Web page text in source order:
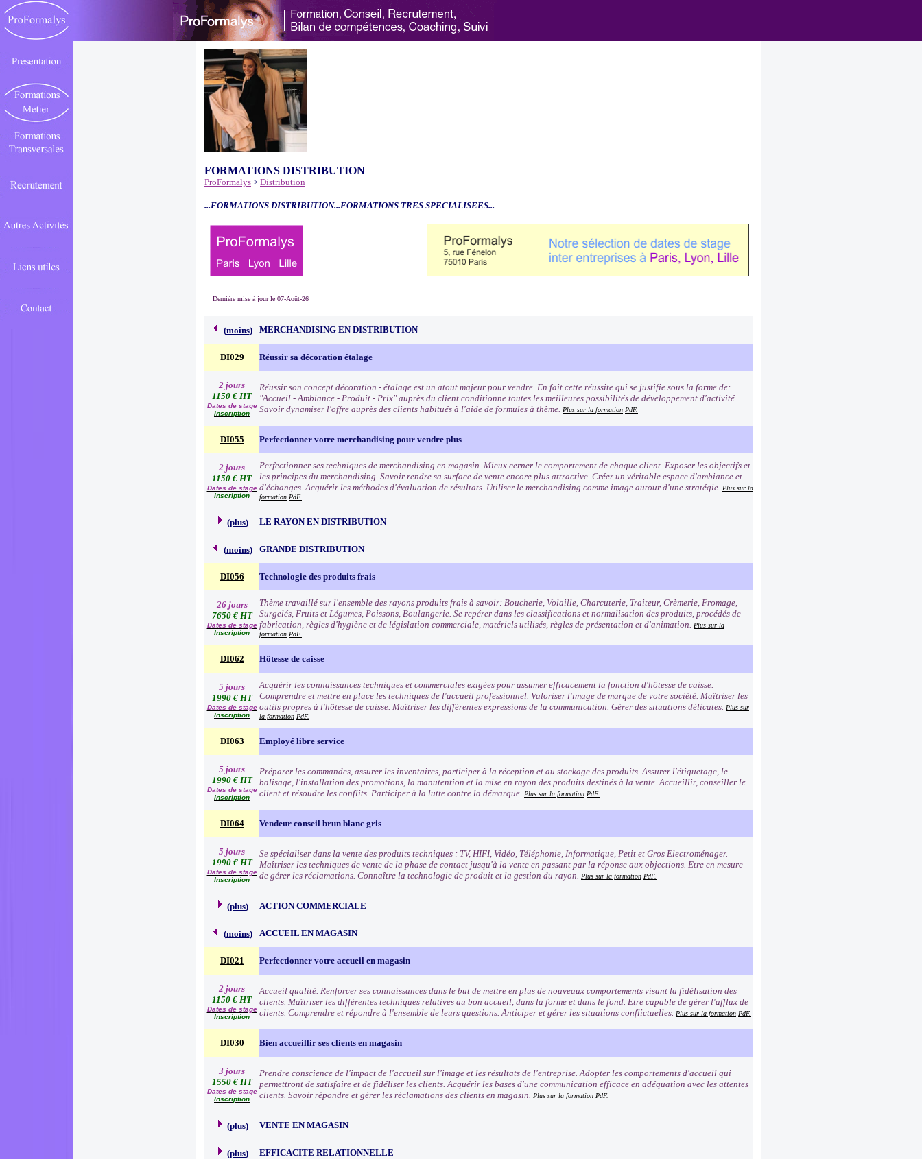
FORMATIONS DISTRIBUTION
ProFormalys > Distribution
...FORMATIONS DISTRIBUTION...FORMATIONS TRES SPECIALISEES...
Dernière mise à jour le 07-Août-26
(moins) MERCHANDISING EN DISTRIBUTION
DI029 Réussir sa décoration étalage
2 jours
1150 € HT
Dates de stage
Inscription
Réussir son concept décoration - étalage est un atout majeur pour vendre. En fait cette réussite qui se justifie sous la forme de:
"Accueil - Ambiance - Produit - Prix" auprès du client conditionne toutes les meilleures possibilités de développement d'activité.
Savoir dynamiser l'offre auprès des clients habitués à l'aide de formules à thème. Plus sur la formation PdF.
DI055 Perfectionner votre merchandising pour vendre plus
2 jours
1150 € HT
Dates de stage
Inscription
Perfectionner ses techniques de merchandising en magasin. Mieux cerner le comportement de chaque client. Exposer les objectifs et
les principes du merchandising. Savoir rendre sa surface de vente encore plus attractive. Créer un véritable espace d'ambiance et
d'échanges. Acquérir les méthodes d'évaluation de résultats. Utiliser le merchandising comme image autour d'une stratégie. Plus sur la
formation PdF.
(plus) LE RAYON EN DISTRIBUTION
(moins) GRANDE DISTRIBUTION
DI056 Technologie des produits frais
26 jours
7650 € HT
Dates de stage
Inscription
Thème travaillé sur l'ensemble des rayons produits frais à savoir: Boucherie, Volaille, Charcuterie, Traiteur, Crèmerie, Fromage,
Surgelés, Fruits et Légumes, Poissons, Boulangerie. Se repérer dans les classifications et normalisation des produits, procédés de
fabrication, règles d'hygiène et de législation commerciale, matériels utilisés, règles de présentation et d'animation. Plus sur la
formation PdF.
DI062 Hôtesse de caisse
5 jours
1990 € HT
Dates de stage
Inscription
Acquérir les connaissances techniques et commerciales exigées pour assumer efficacement la fonction d'hôtesse de caisse.
Comprendre et mettre en place les techniques de l'accueil professionnel. Valoriser l'image de marque de votre société. Maîtriser les
outils propres à l'hôtesse de caisse. Maîtriser les différentes expressions de la communication. Gérer des situations délicates. Plus sur
la formation PdF.
DI063 Employé libre service
5 jours
1990 € HT
Dates de stage
Inscription
Préparer les commandes, assurer les inventaires, participer à la réception et au stockage des produits. Assurer l'étiquetage, le
balisage, l'installation des promotions, la manutention et la mise en rayon des produits destinés à la vente. Accueillir, conseiller le
client et résoudre les conflits. Participer à la lutte contre la démarque. Plus sur la formation PdF.
DI064 Vendeur conseil brun blanc gris
5 jours
1990 € HT
Dates de stage
Inscription
Se spécialiser dans la vente des produits techniques : TV, HIFI, Vidéo, Téléphonie, Informatique, Petit et Gros Electroménager.
Maîtriser les techniques de vente de la phase de contact jusqu'à la vente en passant par la réponse aux objections. Etre en mesure
de gérer les réclamations. Connaître la technologie de produit et la gestion du rayon. Plus sur la formation PdF.
(plus) ACTION COMMERCIALE
(moins) ACCUEIL EN MAGASIN
DI021 Perfectionner votre accueil en magasin
2 jours
1150 € HT
Dates de stage
Inscription
Accueil qualité. Renforcer ses connaissances dans le but de mettre en plus de nouveaux comportements visant la fidélisation des
clients. Maîtriser les différentes techniques relatives au bon accueil, dans la forme et dans le fond. Etre capable de gérer l'afflux de
clients. Comprendre et répondre à l'ensemble de leurs questions. Anticiper et gérer les situations conflictuelles. Plus sur la formation PdF.
DI030 Bien accueillir ses clients en magasin
3 jours
1550 € HT
Dates de stage
Inscription
Prendre conscience de l'impact de l'accueil sur l'image et les résultats de l'entreprise. Adopter les comportements d'accueil qui
permettront de satisfaire et de fidéliser les clients. Acquérir les bases d'une communication efficace en adéquation avec les attentes
clients. Savoir répondre et gérer les réclamations des clients en magasin. Plus sur la formation PdF.
(plus) VENTE EN MAGASIN
(plus) EFFICACITE RELATIONNELLE